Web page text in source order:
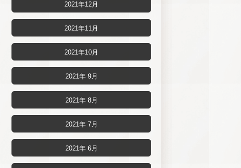
2021年12月
2021年11月
2021年10月
2021年 9月
2021年 8月
2021年 7月
2021年 6月